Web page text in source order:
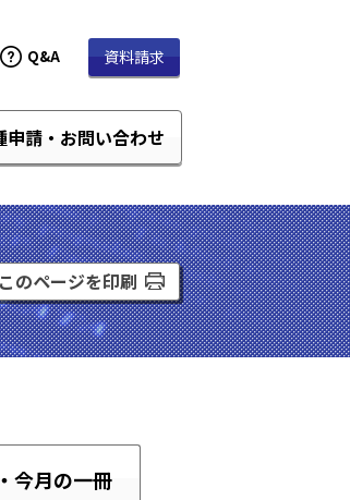
Q&A 資料請求
申請・お問い合わせ
このページを印刷
今月の一冊